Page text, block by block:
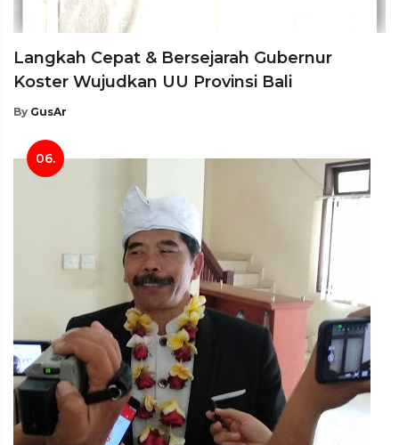
Langkah Cepat & Bersejarah Gubernur
Koster Wujudkan UU Provinsi Bali
By GusAr
06.